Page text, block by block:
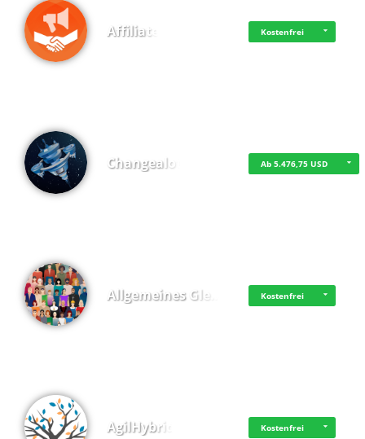
Affiliate Kostenfrei
Changealot Ab 5.476,75 USD
Allgemeines Gle… Kostenfrei
AgilHybrid Kostenfrei